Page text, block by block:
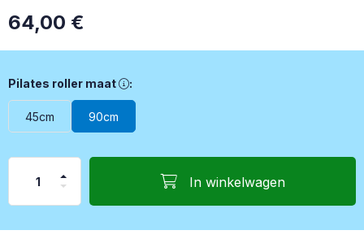
64,00 €
Pilates roller maat, Selectie: 45 cm lang / 15 cm diameter 90
Pilates roller maat :
45cm 90cm
In winkelwagen